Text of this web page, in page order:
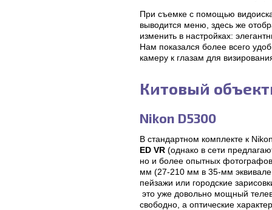
При съемке с помощью
выводится меню, здесь же
изменить в настройках:
Нам показался более всего
камеру к глазам для
Китовый
Nikon D5300
В стандартном комплекте к
ED VR (однако в сети
но и более опытных
мм (27-210 мм в 35-мм
пейзажи или городские
это уже довольно мощный
свободно, а оптические